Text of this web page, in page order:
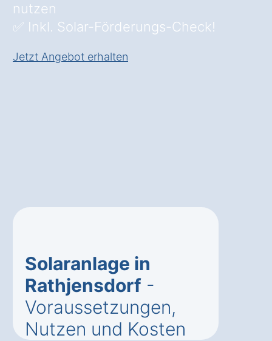
nutzen
✅ Inkl. Solar-Förderungs-Check!
Jetzt Angebot erhalten
Solaranlage in
Rathjensdorf -
Voraussetzungen,
Nutzen und Kosten